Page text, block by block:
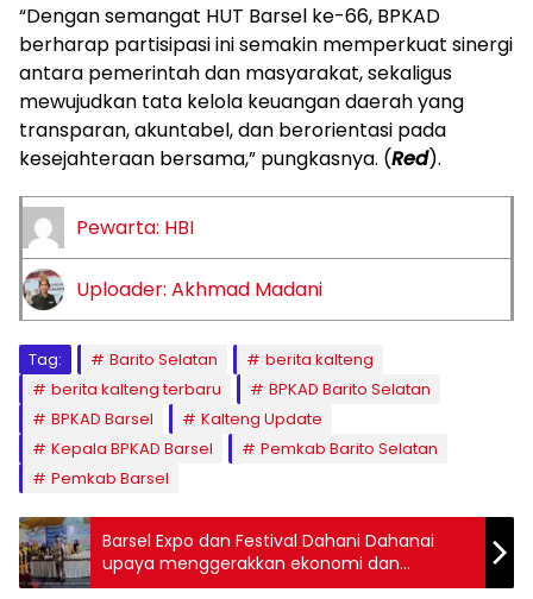
“Dengan semangat HUT Barsel ke-66, BPKAD
berharap partisipasi ini semakin memperkuat sinergi
antara pemerintah dan masyarakat, sekaligus
mewujudkan tata kelola keuangan daerah yang
transparan, akuntabel, dan berorientasi pada
kesejahteraan bersama,” pungkasnya. (Red).
Pewarta: HBI
Uploader: Akhmad Madani
Tag: Barito Selatan
berita kalteng
berita kalteng terbaru
BPKAD Barito Selatan
BPKAD Barsel
Kalteng Update
Kepala BPKAD Barsel
Pemkab Barito Selatan
Pemkab Barsel
Barsel Expo dan Festival Dahani Dahanai
upaya menggerakkan ekonomi dan
lestarikan budaya